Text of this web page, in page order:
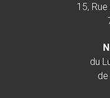
15,
du